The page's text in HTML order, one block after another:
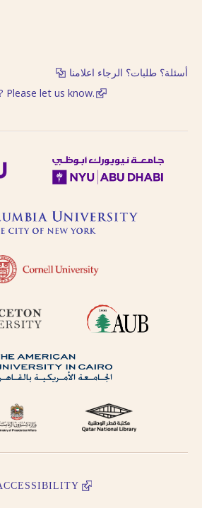
أسئلة؟ طلبات؟ الرجاء اعلامنا
Please let us know.